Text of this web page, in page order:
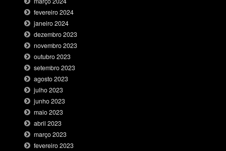
fevereiro 2024
janeiro 2024
dezembro 2023
novembro 2023
outubro 2023
setembro 2023
agosto 2023
julho 2023
junho 2023
maio 2023
abril 2023
março 2023
fevereiro 2023